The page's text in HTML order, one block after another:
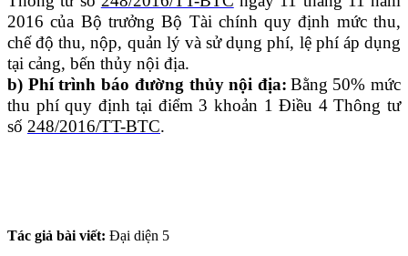
2016 của Bộ trưởng Bộ Tài chính quy định mức thu,
chế độ thu, nộp, quản lý và sử dụng phí, lệ phí áp dụng
tại cảng, bến thủy nội địa.
b) Phí trình báo đường thủy nội địa: Bằng 50% mức
thu phí quy định tại điểm 3 khoản 1 Điều 4 Thông tư
số 248/2016/TT-BTC.
Tác giả bài viết: Đại diện 5